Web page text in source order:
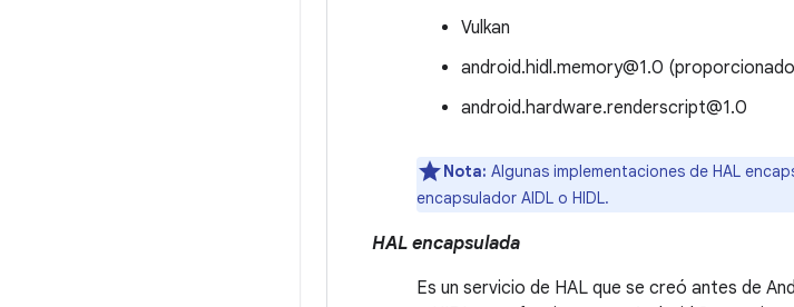
Vulkan
android.hidl.memory@1.0
android.hardware.renderscript@1.0
Nota: Algunas implementaciones de HAL
encapsulador AIDL o HIDL.
HAL encapsulada
Es un servicio de HAL que se creó antes de